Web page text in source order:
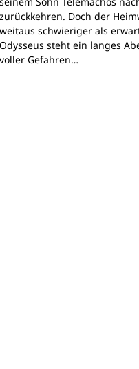
zurückkehren. Doch der
weitaus schwieriger als
Odysseus steht ein langes
voller Gefahren…